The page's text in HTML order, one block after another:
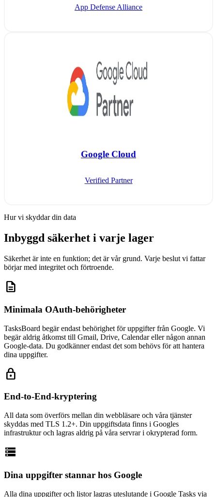
App Defense Alliance
Google Cloud
Verified Partner
Hur vi skyddar din data
Inbyggd säkerhet i varje lager
Säkerhet är inte en funktion; det är vår grund. Varje beslut vi fattar
börjar med integritet och förtroende.
description
Minimala OAuth-behörigheter
TasksBoard begär endast behörighet för uppgifter från Google. Vi
begär aldrig åtkomst till Gmail, Drive, Calendar eller någon annan
Google-data. Du godkänner endast det som behövs för att hantera
dina uppgifter.
lock
End-to-End-kryptering
All data som överförs mellan din webbläsare och våra tjänster
skyddas med TLS 1.2+. Din uppgiftsdata finns i Googles
infrastruktur och lagras aldrig på våra servrar i okrypterad form.
storage
Dina uppgifter stannar hos Google
Alla dina uppgifter och listor lagras uteslutande i Google Tasks via